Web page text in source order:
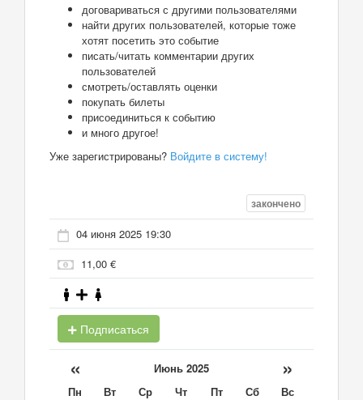
договариваться с другими пользователями
найти других пользователей, которые тоже
хотят посетить это событие
писать/читать комментарии других
пользователей
смотреть/оставлять оценки
покупать билеты
присоединиться к событию
и много другое!
Уже зарегистрированы? Войдите в систему!
закончено
04 июня 2025 19:30
11,00 €
Подписаться
« Июнь 2025 »
Пн Вт Ср Чт Пт Сб
Вс